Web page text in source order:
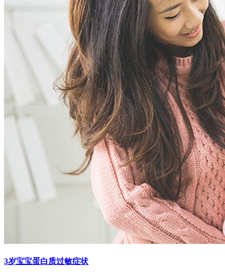
3岁宝宝蛋白质过敏症状